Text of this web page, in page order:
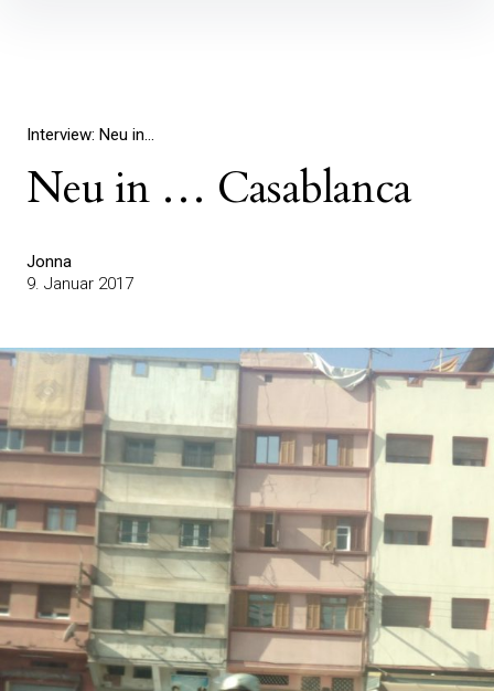
Interview: Neu in...
Neu in … Casablanca
Jonna
9. Januar 2017